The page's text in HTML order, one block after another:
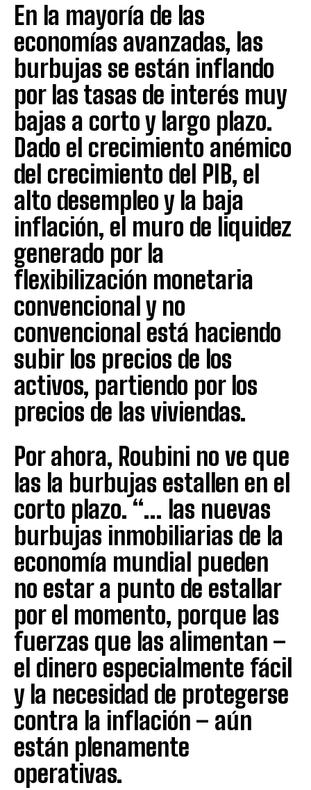
En la mayoría de las
economías avanzadas, las
burbujas se están inflando
por las tasas de interés muy
bajas a corto y largo plazo.
Dado el crecimiento anémico
del crecimiento del PIB, el
alto desempleo y la baja
inflación, el muro de liquidez
generado por la
flexibilización monetaria
convencional y no
convencional está haciendo
subir los precios de los
activos, partiendo por los
precios de las viviendas.
Por ahora, Roubini no ve que
las la burbujas estallen en el
corto plazo. “… las nuevas
burbujas inmobiliarias de la
economía mundial pueden
no estar a punto de estallar
por el momento, porque las
fuerzas que las alimentan –
el dinero especialmente fácil
y la necesidad de protegerse
contra la inflación – aún
están plenamente
operativas.